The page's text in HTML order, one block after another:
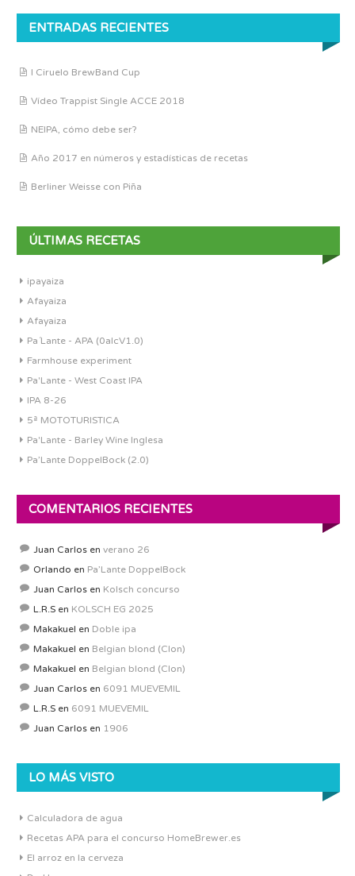
ENTRADAS RECIENTES
I Ciruelo BrewBand Cup
Vídeo Trappist Single ACCE 2018
NEIPA, cómo debe ser?
Año 2017 en números y estadísticas de recetas
Berliner Weisse con Piña
ÚLTIMAS RECETAS
ipayaiza
Afayaiza
Afayaiza
Pa´Lante - APA (0alcV1.0)
Farmhouse experiment
Pa'Lante - West Coast IPA
IPA 8-26
5ª MOTOTURISTICA
Pa'Lante - Barley Wine Inglesa
Pa’Lante DoppelBock (2.0)
COMENTARIOS RECIENTES
Juan Carlos en verano 26
Orlando en Pa’Lante DoppelBock
Juan Carlos en Kolsch concurso
L.R.S en KOLSCH EG 2025
Makakuel en Doble ipa
Makakuel en Belgian blond (Clon)
Makakuel en Belgian blond (Clon)
Juan Carlos en 6091 MUEVEMIL
L.R.S en 6091 MUEVEMIL
Juan Carlos en 1906
LO MÁS VISTO
Calculadora de agua
Recetas APA para el concurso HomeBrewer.es
El arroz en la cerveza